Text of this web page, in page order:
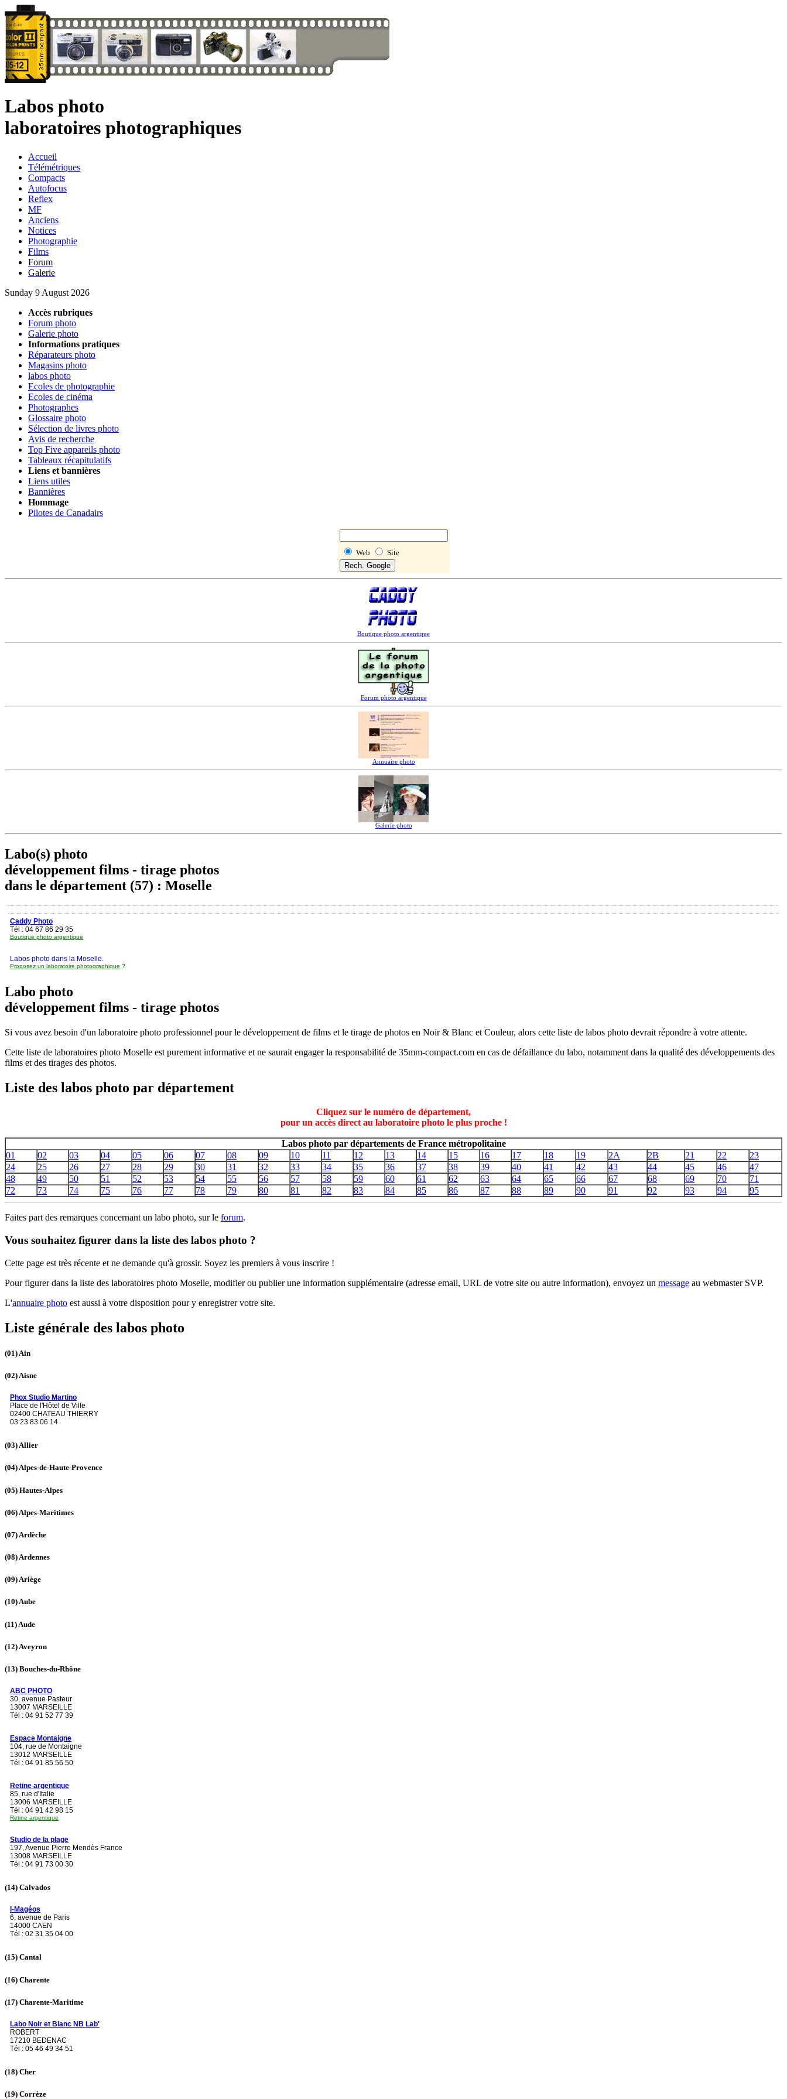
Labos photo
laboratoires photographiques
Accueil
Télémétriques
Compacts
Autofocus
Reflex
MF
Anciens
Notices
Photographie
Films
Forum
Galerie
Sunday 9 August 2026
Accès rubriques
Forum photo
Galerie photo
Informations pratiques
Réparateurs photo
Magasins photo
labos photo
Ecoles de photographie
Ecoles de cinéma
Photographes
Glossaire photo
Sélection de livres photo
Avis de recherche
Top Five appareils photo
Tableaux récapitulatifs
Liens et bannières
Liens utiles
Bannières
Hommage
Pilotes de Canadairs
Web Site
Boutique photo argentique
Forum photo argentique
Annuaire photo
Galerie photo
Labo(s) photo
développement films - tirage photos
dans le département (57) : Moselle
Caddy Photo
Tél : 04 67 86 29 35
Boutique photo argentique
Labos photo dans la Moselle.
Proposez un laboratoire photographique ?
Labo photo
développement films - tirage photos
Si vous avez besoin d'un laboratoire photo professionnel pour le développement de films et le tirage de photos en Noir & Blanc et Couleur, alors cette liste de labos photo devrait répondre à votre attente.
Cette liste de laboratoires photo Moselle est purement informative et ne saurait engager la responsabilité de 35mm-compact.com en cas de défaillance du labo, notamment dans la qualité des développements des
films et des tirages des photos.
Liste des labos photo par département
Cliquez sur le numéro de département,
pour un accès direct au laboratoire photo le plus proche !
Labos photo par départements de France métropolitaine
01
02 03 04 05 06 07 08 09 10 11 12 13 14 15 16 17 18 19 2A 2B 21 22
23
24
25 26 27 28 29 30 31 32 33 34 35 36 37 38 39 40 41 42 43 44 45 46
47
48
49 50 51 52 53 54 55 56 57 58 59 60 61 62 63 64 65 66 67 68 69 70
71
72
73 74 75 76 77 78 79 80 81 82 83 84 85 86 87 88 89 90 91 92 93 94 95
Faites part des remarques concernant un labo photo, sur le forum.
Vous souhaitez figurer dans la liste des labos photo ?
Cette page est très récente et ne demande qu'à grossir. Soyez les premiers à vous inscrire !
Pour figurer dans la liste des laboratoires photo Moselle, modifier ou publier une information supplémentaire (adresse email, URL de votre site ou autre information), envoyez un message au webmaster SVP.
L'annuaire photo est aussi à votre disposition pour y enregistrer votre site.
Liste générale des labos photo
(01) Ain
(02)Aisne
Phox Studio Martino
Place de l'Hôtel de Ville
02400 CHATEAU THIERRY
03 23 83 06 14
(03)Allier
(04)Alpes-de-Haute-Provence
(05) Hautes-Alpes
(06) Alpes-Maritimes
(07) Ardèche
(08)Ardennes
(09)Ariège
(10)Aube
(11) Aude
(12) Aveyron
(13) Bouches-du-Rhône
ABC PHOTO
30, avenue Pasteur
13007 MARSEILLE
Tél : 04 91 52 77 39
Espace Montaigne
104, rue de Montaigne
13012 MARSEILLE
Tél : 04 91 85 56 50
Retine argentique
85, rue d'Italie
13006 MARSEILLE
Tél : 04 91 42 98 15
Retine argentique
Studio de la plage
197, Avenue Pierre Mendès France
13008 MARSEILLE
Tél : 04 91 73 00 30
(14) Calvados
I-Magéos
6, avenue de Paris
14000 CAEN
Tél : 02 31 35 04 00
(15) Cantal
(16) Charente
(17) Charente-Maritime
Labo Noir et Blanc NB Lab'
ROBERT
17210 BEDENAC
Tél : 05 46 49 34 51
(18) Cher
(19) Corrèze